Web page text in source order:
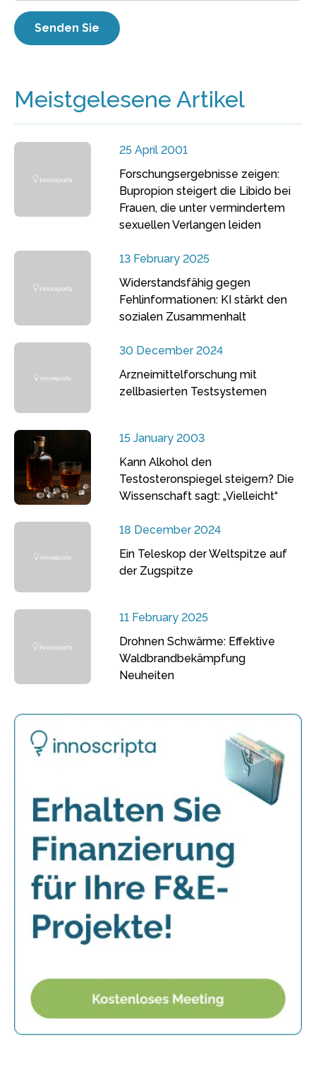
Meistgelesene Artikel
25 April 2001
Forschungsergebnisse zeigen:
Bupropion steigert die Libido bei
Frauen, die unter vermindertem
sexuellen Verlangen leiden
13 February 2025
Widerstandsfähig gegen
Fehlinformationen: KI stärkt den
sozialen Zusammenhalt
30 December 2024
Arzneimittelforschung mit
zellbasierten Testsystemen
15 January 2003
Kann Alkohol den
Testosteronspiegel steigern? Die
Wissenschaft sagt: „Vielleicht“
18 December 2024
Ein Teleskop der Weltspitze auf
der Zugspitze
11 February 2025
Drohnen Schwärme: Effektive
Waldbrandbekämpfung
Neuheiten